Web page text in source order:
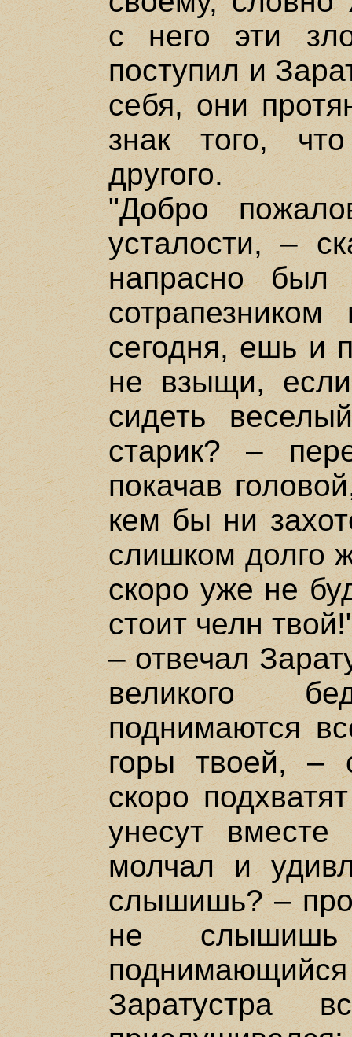
с него эти
поступил и
себя, они
знак того,
другого.
"Добро
усталости, –
напрасно был
сегодня, ешь и
не взыщи,
сидеть
старик? –
покачав
кем бы ни
слишком долго
скоро уже не
стоит челн
– отвечал
великого
поднимаются
горы твоей, –
скоро
унесут
молчал и
слышишь? –
не